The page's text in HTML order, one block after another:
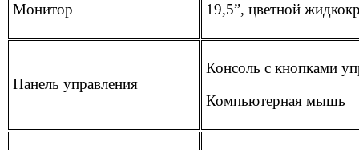
Монитор 19,5”, цветной
Панель управления
Консоль с кнопками
Компьютерная мышь